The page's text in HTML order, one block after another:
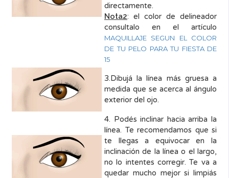
directamente.
Nota2: el color de delineador
consultalo en el artículo
MAQUILLAJE SEGUN EL COLOR
DE TU PELO PARA TU FIESTA DE
15
3.Dibujá la línea más gruesa a
medida que se acerca al ángulo
exterior del ojo.
4. Podés inclinar hacia arriba la
línea. Te recomendamos que si
te llegas a equivocar en la
inclinación de la línea o el largo,
no lo intentes corregir. Te va a
quedar mucho mejor si limpiás